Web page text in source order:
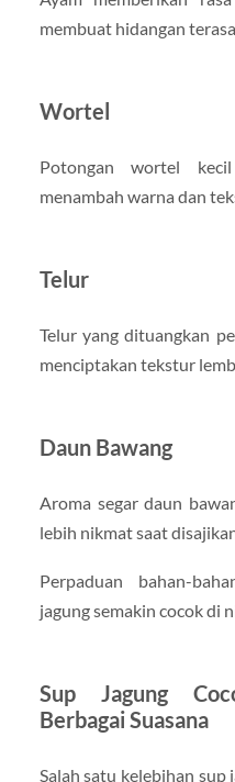
membuat hidangan
Wortel
Potongan wortel
menambah warna dan
Telur
Telur yang dituangkan
menciptakan tekstur
Daun Bawang
Aroma segar daun
lebih nikmat saat
Perpaduan bahan-
jagung semakin cocok di
Sup Jagung
Berbagai Suasana
Salah satu kelebihan